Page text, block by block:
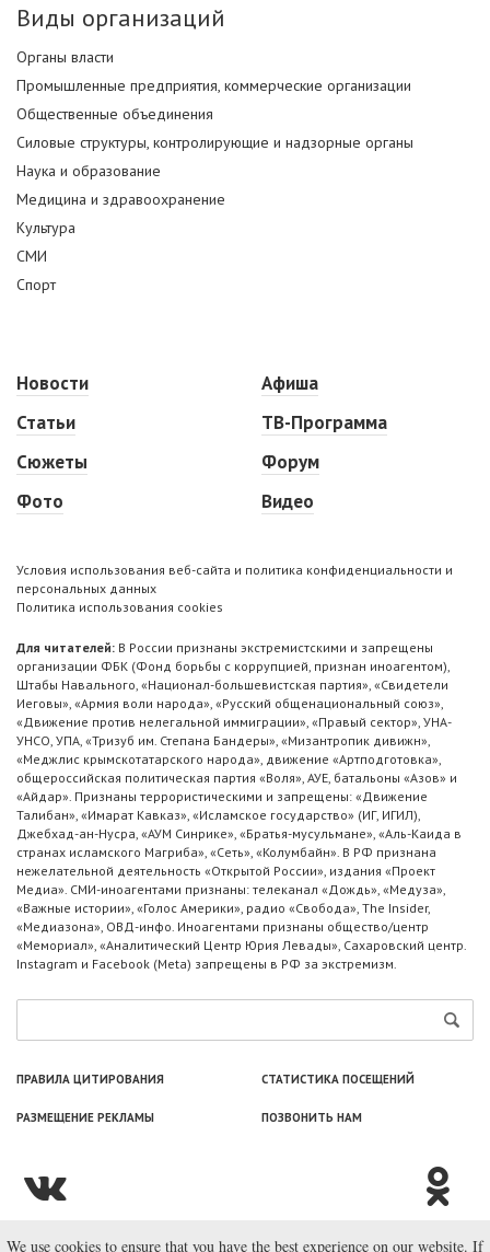
Виды организаций
Органы власти
Промышленные предприятия, коммерческие организации
Общественные объединения
Силовые структуры, контролирующие и надзорные органы
Наука и образование
Медицина и здравоохранение
Культура
СМИ
Спорт
Новости
Статьи
Сюжеты
Фото
Афиша
ТВ-Программа
Форум
Видео
Условия использования веб-сайта и политика конфиденциальности и
персональных данных
Политика использования cookies
Для читателей: В России признаны экстремистскими и запрещены
организации ФБК (Фонд борьбы с коррупцией, признан иноагентом),
Штабы Навального, «Национал-большевистская партия», «Свидетели
Иеговы», «Армия воли народа», «Русский общенациональный союз»,
«Движение против нелегальной иммиграции», «Правый сектор», УНА-
УНСО, УПА, «Тризуб им. Степана Бандеры», «Мизантропик дивижн»,
«Меджлис крымскотатарского народа», движение «Артподготовка»,
общероссийская политическая партия «Воля», АУЕ, батальоны «Азов» и
«Айдар». Признаны террористическими и запрещены: «Движение
Талибан», «Имарат Кавказ», «Исламское государство» (ИГ, ИГИЛ),
Джебхад-ан-Нусра, «АУМ Синрике», «Братья-мусульмане», «Аль-Каида в
странах исламского Магриба», «Сеть», «Колумбайн». В РФ признана
нежелательной деятельность «Открытой России», издания «Проект
Медиа». СМИ-иноагентами признаны: телеканал «Дождь», «Медуза»,
«Важные истории», «Голос Америки», радио «Свобода», The Insider,
«Медиазона», ОВД-инфо. Иноагентами признаны общество/центр
«Мемориал», «Аналитический Центр Юрия Левады», Сахаровский центр.
Instagram и Facebook (Metа) запрещены в РФ за экстремизм.
ПРАВИЛА ЦИТИРОВАНИЯ СТАТИСТИКА ПОСЕЩЕНИЙ
РАЗМЕЩЕНИЕ РЕКЛАМЫ ПОЗВОНИТЬ НАМ
© ООО «Лаборатория Новоcтей», 2003—2026.
We use cookies to ensure that you have the best experience on our website. If